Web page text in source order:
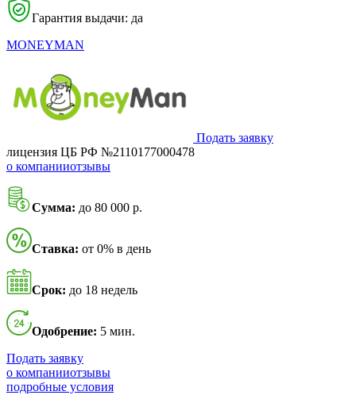
Гарантия выдачи: да
MONEYMAN
Подать заявку
лицензия ЦБ РФ №2110177000478
о компанииотзывы
Сумма: до 80 000 р.
Ставка: от 0% в день
Срок: до 18 недель
Одобрение: 5 мин.
Подать заявку
о компанииотзывы
подробные условия